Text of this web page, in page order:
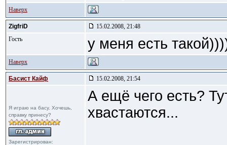
Наверх
ZigfriD
15.02.2008, 21:48
Гость
у меня есть
Наверх
Басист Кайф 15.02.2008, 21:54
Я играю на басу. Хочешь,
справку принесу?
Зарегистрирован:
А ещё чего есть?
хвастаются...